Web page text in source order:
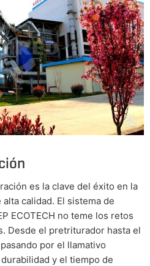
es la clave del éxito en la
calidad. El sistema de
ECOTECH no teme los retos
Desde el pretriturador hasta el
por el llamativo
y el tiempo de